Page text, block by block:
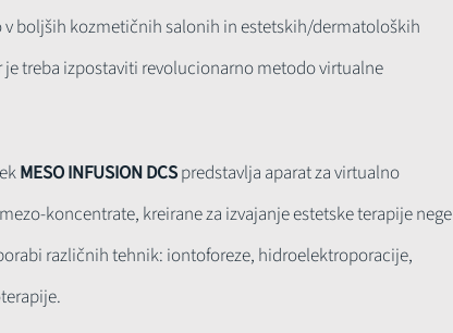
v boljših kozmetičnih salonih in estetskih/dermatoloških
treba izpostaviti revolucionarno metodo virtualne
MESO INFUSION DCSpredstavlja aparat za virtualno
koncentrate, kreirane za izvajanje estetske terapije nege
različnih tehnik: iontoforeze, hidroelektroporacije,